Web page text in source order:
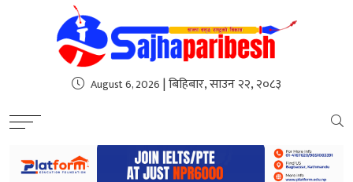
sweet bonanza
August 6, 2026 | बिहिबार, साउन २२, २०८३